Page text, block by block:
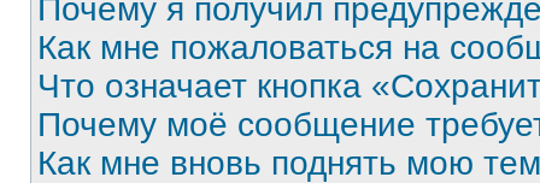
Почему я получил
Как мне пожаловаться на
Что означает кнопка
Почему моё сообщение
Как мне вновь поднять мою